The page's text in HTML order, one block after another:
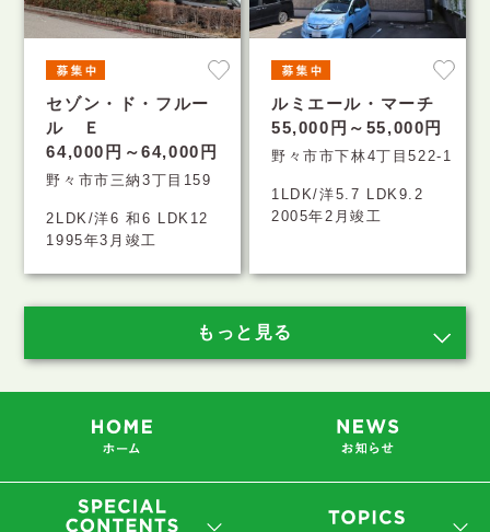
セゾン・ド・フルー
ル Ｅ
64,000円～64,000円
野々市市三納3丁目159
2LDK/洋6 和6 LDK12
1995年3月竣工
ルミエール・マーチ
55,000円～55,000円
野々市市下林4丁目522-1
1LDK/洋5.7 LDK9.2
2005年2月竣工